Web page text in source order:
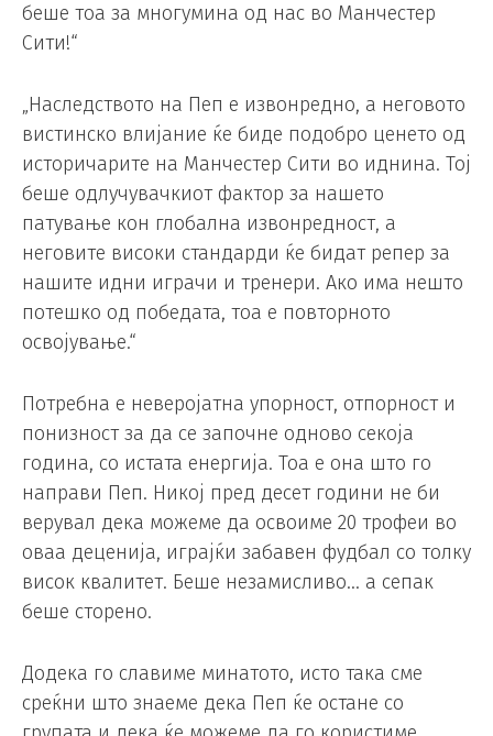
беше тоа за многумина од нас во Манчестер
Сити!“
„Наследството на Пеп е извонредно, а неговото
вистинско влијание ќе биде подобро ценето од
историчарите на Манчестер Сити во иднина. Тој
беше одлучувачкиот фактор за нашето
патување кон глобална извонредност, а
неговите високи стандарди ќе бидат репер за
нашите идни играчи и тренери. Ако има нешто
потешко од победата, тоа е повторното
освојување.“
Потребна е неверојатна упорност, отпорност и
понизност за да се започне одново секоја
година, со истата енергија. Тоа е она што го
направи Пеп. Никој пред десет години не би
верувал дека можеме да освоиме 20 трофеи во
оваа деценија, играјќи забавен фудбал со толку
висок квалитет. Беше незамисливо… а сепак
беше сторено.
Додека го славиме минатото, исто така сме
среќни што знаеме дека Пеп ќе остане со